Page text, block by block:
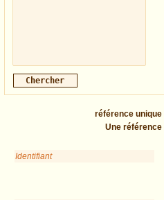
référence unique
Une référence
Identifiant